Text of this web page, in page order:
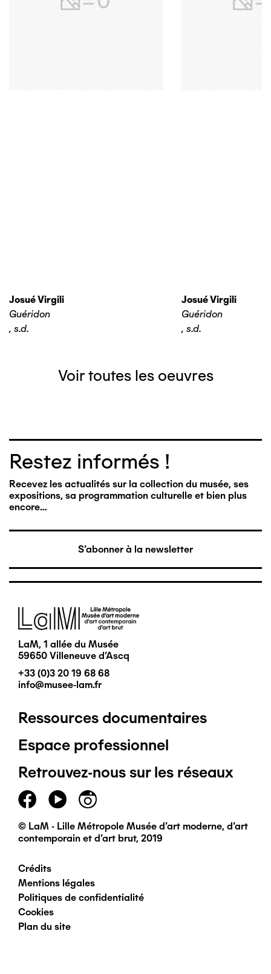
Josué Virgili
Guéridon
, s.d.
Josué Virgili
Guéridon
, s.d.
Voir toutes les oeuvres
Restez informés !
Recevez les actualités sur la collection du musée, ses
expositions, sa programmation culturelle et bien plus
encore…
S'abonner à la newsletter
Image
LaM, 1 allée du Musée
59650 Villeneuve d'Ascq
+33 (0)3 20 19 68 68
info@musee-lam.fr
Pied
de
page
principal
Ressources documentaires
Espace professionnel
Retrouvez-nous sur les réseaux
© LaM - Lille Métropole Musée d'art moderne, d'art
contemporain et d'art brut, 2019
Pied
de
page
Crédits
Mentions légales
Politiques de confidentialité
Cookies
Plan du site